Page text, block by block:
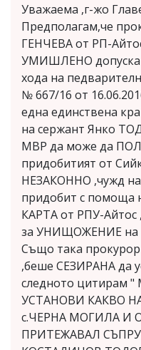
Уважаема ,г-жо
Предполагам,че
ГЕНЧЕВА от РП-
УМИШЛЕНО допуска
хода на
№ 667/16 от
една единствена
на сержант Янко
МВР да може да
придобитият от
НЕЗАКОННО ,чужд
придобит с
КАРТА от РПУ-Айтос
за УНИЩОЖЕНИЕ на
Също така
,беше СЕЗИРАНА да
следното цитирам
УСТАНОВИ КАКВО
с.ЧЕРНА МОГИЛА И
ПРИТЕЖАВАЛ